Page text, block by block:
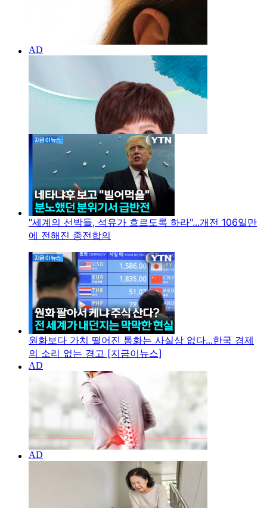
"세계의 선박들, 석유가 흐르도록 하라"...개전 106일만
에 전해진 종전합의
원화보다 가치 떨어진 통화는 사실상 없다...한국 경제
의 소리 없는 경고 [지금이뉴스]